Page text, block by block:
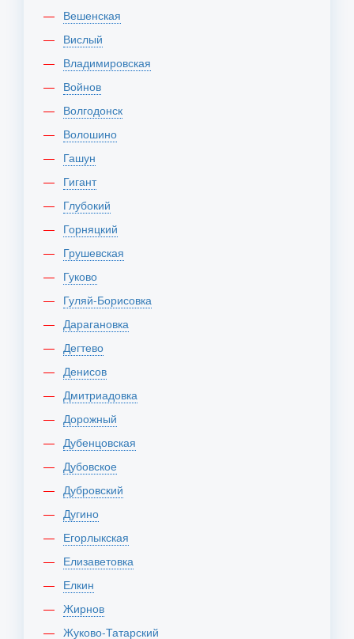
Вешенская
Вислый
Владимировская
Войнов
Волгодонск
Волошино
Гашун
Гигант
Глубокий
Горняцкий
Грушевская
Гуково
Гуляй-Борисовка
Дарагановка
Дегтево
Денисов
Дмитриадовка
Дорожный
Дубенцовская
Дубовское
Дубровский
Дугино
Егорлыкская
Елизаветовка
Елкин
Жирнов
Жуково-Татарский